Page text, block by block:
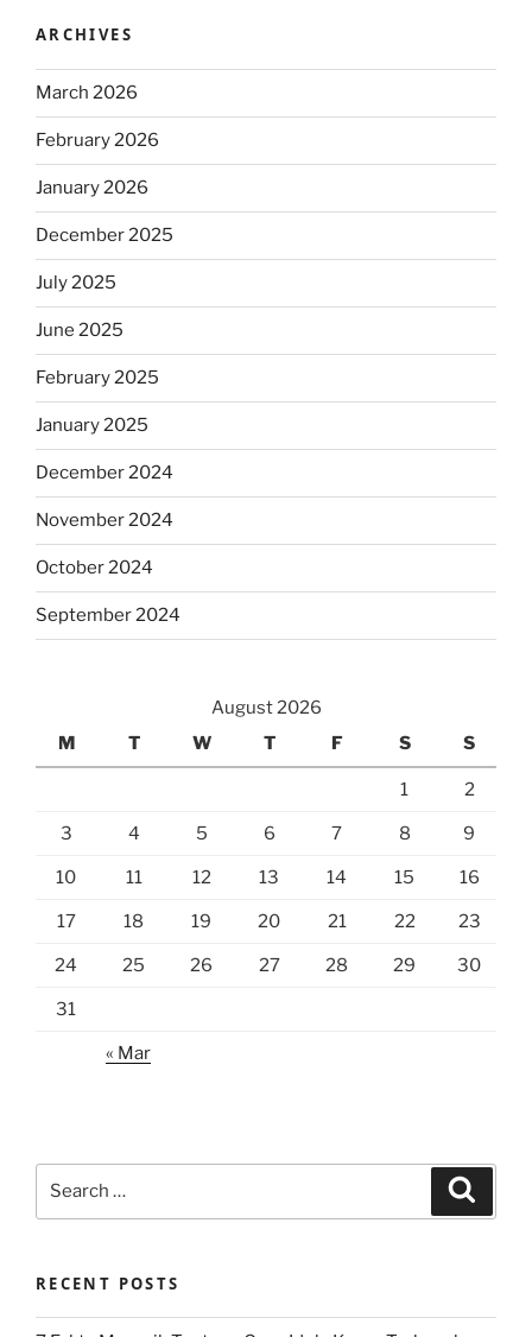
ARCHIVES
March 2026
February 2026
January 2026
December 2025
July 2025
June 2025
February 2025
January 2025
December 2024
November 2024
October 2024
September 2024
August 2026
M
T W T F S S
1 2
3 4 5 6 7 8 9
10 11 12 13 14 15 16
17 18 19 20 21 22 23
24 25 26 27 28 29 30
31
« Mar
RECENT POSTS